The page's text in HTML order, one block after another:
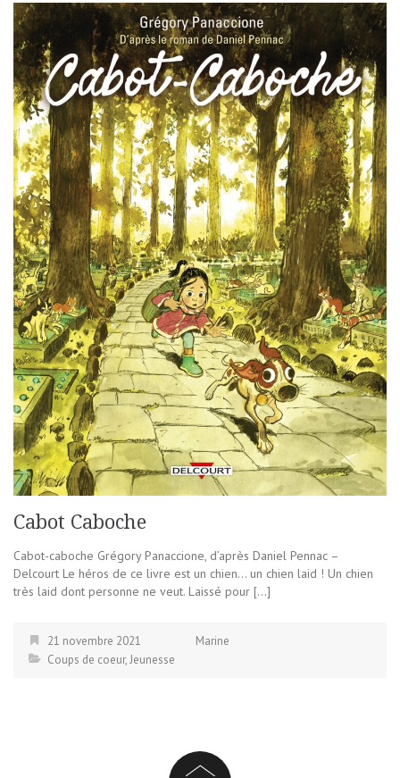
Cabot Caboche
Cabot-caboche Grégory Panaccione, d’après Daniel Pennac –
Delcourt Le héros de ce livre est un chien… un chien laid ! Un chien
très laid dont personne ne veut. Laissé pour […]
21 novembre 2021
Marine
Coups de coeur,Jeunesse